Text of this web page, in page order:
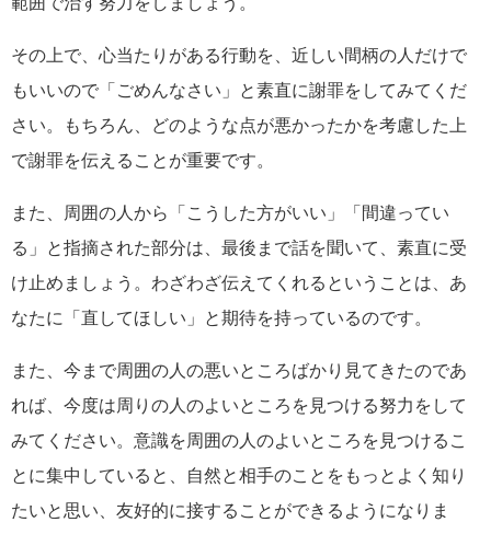
その上で、心当たりがある行動を、近しい間柄の人だけで
もいいので「ごめんなさい」と素直に謝罪をしてみてくだ
さい。もちろん、どのような点が悪かったかを考慮した上
で謝罪を伝えることが重要です。
また、周囲の人から「こうした方がいい」「間違ってい
る」と指摘された部分は、最後まで話を聞いて、素直に受
け止めましょう。わざわざ伝えてくれるということは、あ
なたに「直してほしい」と期待を持っているのです。
また、今まで周囲の人の悪いところばかり見てきたのであ
れば、今度は周りの人のよいところを見つける努力をして
みてください。意識を周囲の人のよいところを見つけるこ
とに集中していると、自然と相手のことをもっとよく知り
たいと思い、友好的に接することができるようになりま